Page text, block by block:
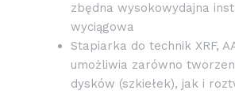
zbędna wysokowydajna
wyciągowa
Stapiarka do technik XRF,
umożliwia zarówno
dysków (szkiełek), jak i